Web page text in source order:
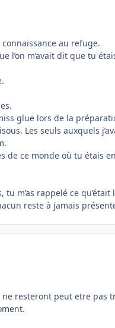
connaissance au refuge.
l’on m’avait dit que tu
glue lors de la
Les seuls auxquels
ce monde où tu étais
m’as rappelé ce
reste à jamais
resteront peut etre pas